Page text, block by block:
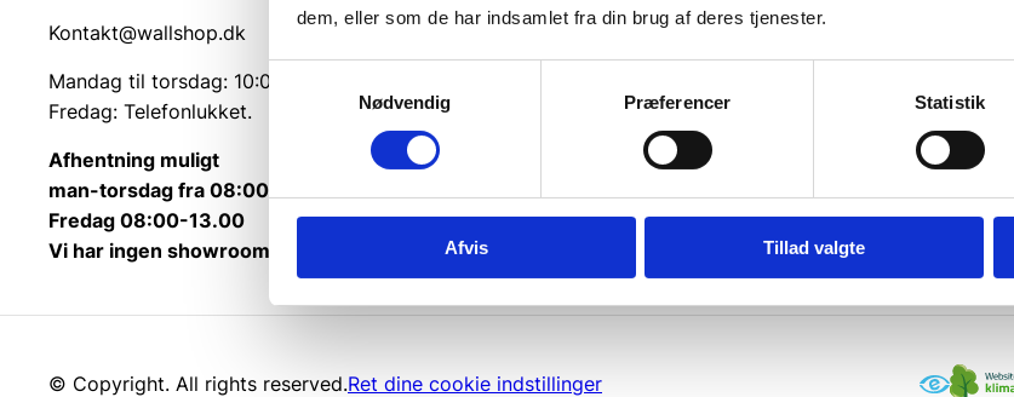
dem, eller som de har indsamlet fra din brug af deres tjenester.
Samtykkevalg
Nødvendig
Præferencer Statistik
Afvis Tillad valgte
Kontakt@wallshop.dk
Mandag til torsdag: 10:00 – 14:00.
Fredag: Telefonlukket.
Afhentning muligt
man-torsdag fra 08:00-16:00.
Fredag 08:00-13.00
Vi har ingen showroom.
© Copyright. All rights reserved.Ret dine cookie indstillinger